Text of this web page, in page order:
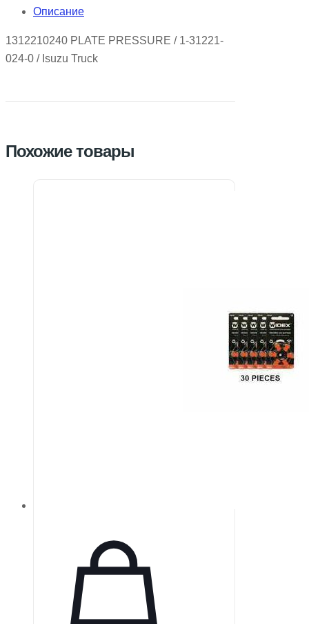
Описание
1312210240 PLATE PRESSURE / 1-31221-
024-0 / Isuzu Truck
Похожие товары